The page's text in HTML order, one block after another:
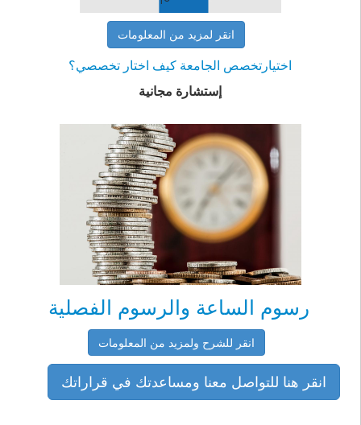
انقر لمزيد من المعلومات
اختيارتخصص الجامعة كيف اختار تخصصي؟
إستشارة مجانية
رسوم الساعة والرسوم الفصلية
انقر للشرح ولمزيد من المعلومات
انقر هنا للتواصل معنا ومساعدتك في قراراتك